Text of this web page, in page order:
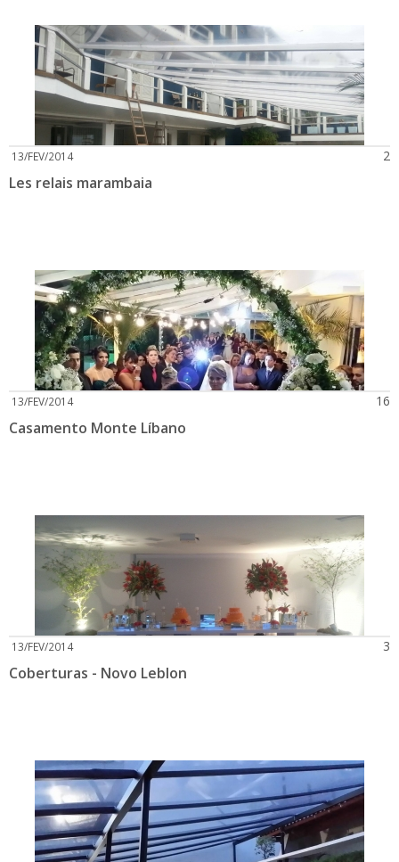
13/FEV/2014 2
Les relais marambaia
13/FEV/2014 16
Casamento Monte Líbano
13/FEV/2014 3
Coberturas - Novo Leblon